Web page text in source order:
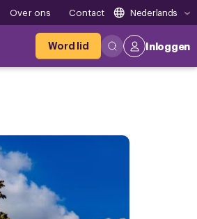
Over ons Contact Nederlands
Word lid Inloggen